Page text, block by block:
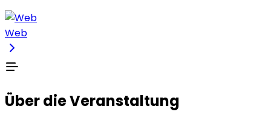
Web
Über die Veranstaltung